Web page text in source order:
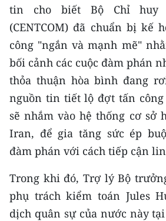
CHUYÊN ĐỀ
CÁC CHUYÊN TRANG
VỀ BÁO NHÂN DÂN
THỜI NAY
NHÂN DÂN CUỐI TUẦN
NHÂN DÂN HẰNG THÁNG
MUA BÁO
tin cho biết Bộ Chỉ huy
(CENTCOM) đã chuẩn bị kế
công "ngắn và mạnh mẽ"
bối cảnh các cuộc đàm phán
thỏa thuận hòa bình đang
nguồn tin tiết lộ đợt tấn
sẽ nhắm vào hệ thống cơ sở
Iran, để gia tăng sức ép
đàm phán với cách tiếp cận
Trong khi đó, Trợ lý Bộ
phụ trách kiểm toán Jules
dịch quân sự của nước này